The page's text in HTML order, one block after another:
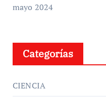
mayo 2024
Categorías
CIENCIA